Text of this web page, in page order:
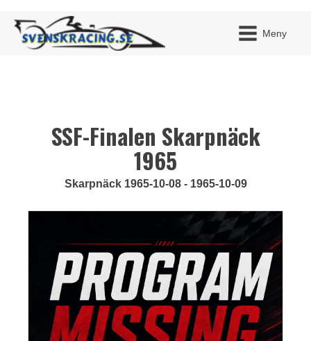
Meny
SSF-Finalen Skarpnäck
1965
Skarpnäck 1965-10-08 - 1965-10-09